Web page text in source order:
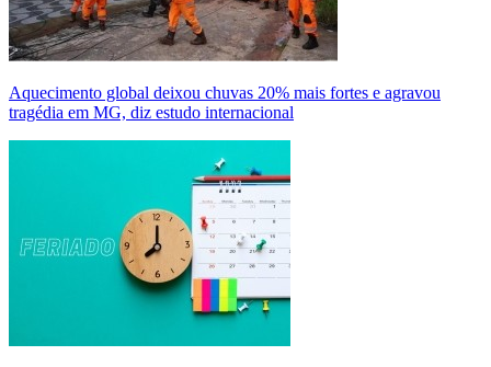
Aquecimento global deixou chuvas 20% mais fortes e agravou
tragédia em MG, diz estudo internacional